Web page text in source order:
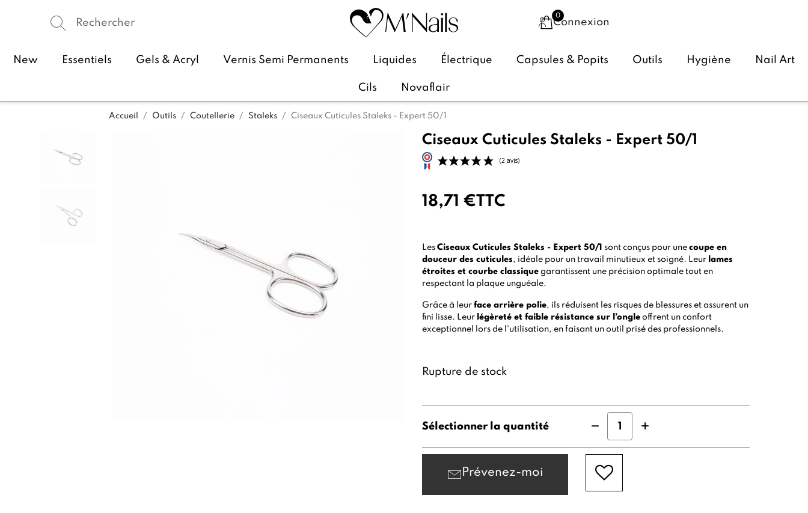
Connexion
New Essentiels Gels & Acryl Vernis Semi Permanents Liquides Électrique Capsules & Popits Outils Hygiène Nail Art
Cils Novaflair
Accueil Outils Coutellerie Staleks Ciseaux Cuticules Staleks - Expert 50/1
Ciseaux Cuticules Staleks - Expert 50/1
18,71 €TTC
LesCiseaux Cuticules Staleks - Expert 50/1 sont conçus pour unecoupe en
douceur des cuticules, idéale pour un travail minutieux et soigné. Leur lames
étroites et courbe classique garantissent une précision optimale tout en
respectant la plaque unguéale.
Grâce à leurface arrière polie, ils réduisent les risques de blessures et assurent un
fini lisse. Leur légèreté et faible résistance sur l’ongle offrent un confort
exceptionnel lors de l'utilisation, en faisant un outil prisé des professionnels.
Rupture de stock
Sélectionner la quantité
Prévenez-moi